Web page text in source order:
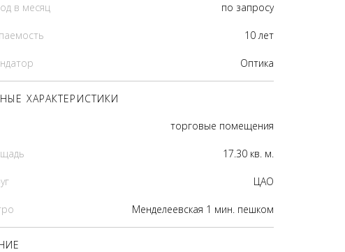
в месяц по запросу
10 лет
Оптика
ХАРАКТЕРИСТИКИ
торговые помещения
17.30 кв. м.
ЦАО
Менделеевская 1 мин. пешком